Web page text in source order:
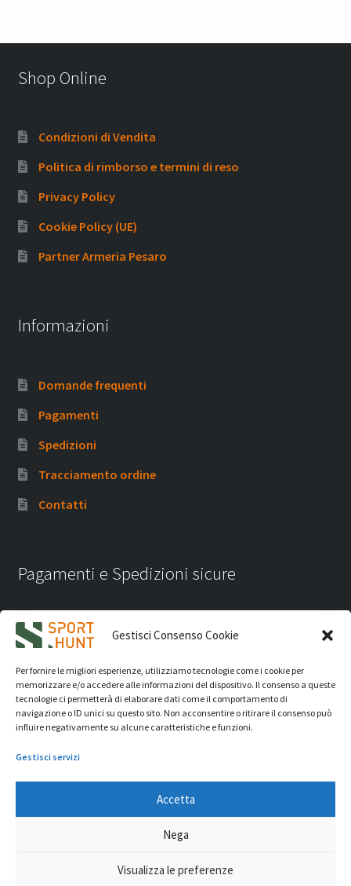
Gestisci Consenso Cookie
Per fornire le migliori esperienze, utilizziamo tecnologie come i cookie per
memorizzare e/o accedere alle informazioni del dispositivo. Il consenso a queste
tecnologie ci permetterà di elaborare dati come il comportamento di
navigazione o ID unici su questo sito. Non acconsentire o ritirare il consenso può
influire negativamente su alcune caratteristiche e funzioni.
Gestisci servizi
Accetta
Nega
Visualizza le preferenze
Shop Online
Condizioni di Vendita
Politica di rimborso e termini di reso
Privacy Policy
Cookie Policy (UE)
Partner Armeria Pesaro
Informazioni
Domande frequenti
Pagamenti
Spedizioni
Tracciamento ordine
Contatti
Pagamenti e Spedizioni sicure
iVision Communication S.r.l.- P.Iva 04233830407 - REA: RN
331582 Copyright 2026. Tutti i diritti riservati.